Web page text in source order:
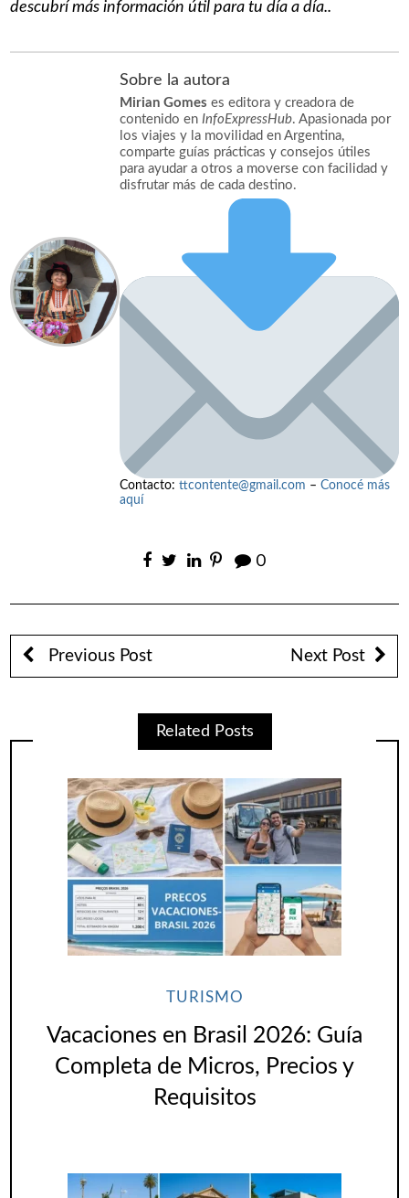
descubrí más información útil para tu día a día..
Sobre la autora
Mirian Gomes es editora y creadora de
contenido enInfoExpressHub. Apasionada por
los viajes y la movilidad en Argentina,
comparte guías prácticas y consejos útiles
para ayudar a otros a moverse con facilidad y
disfrutar más de cada destino.
Contacto:ttcontente@gmail.com –Conocé más
aquí
0
Previous Post Next Post
Related Posts
TURISMO
Vacaciones en Brasil 2026: Guía
Completa de Micros, Precios y
Requisitos